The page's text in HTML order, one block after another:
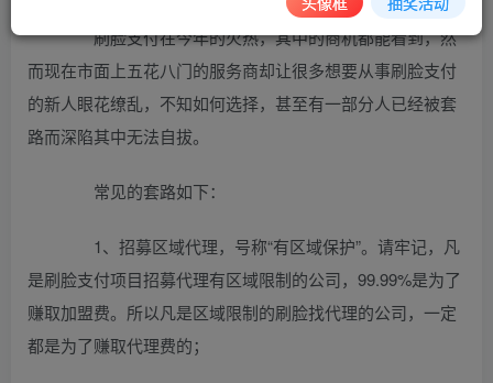
刷脸支付在今年的火热，其中的商机都能看到，然
而现在市面上五花八门的服务商却让很多想要从事刷脸支付
的新人眼花缭乱，不知如何选择，甚至有一部分人已经被套
路而深陷其中无法自拔。
常见的套路如下：
1、招募区域代理，号称“有区域保护”。请牢记，凡
是刷脸支付项目招募代理有区域限制的公司，99.99%是为了
赚取加盟费。所以凡是区域限制的刷脸找代理的公司，一定
都是为了赚取代理费的；